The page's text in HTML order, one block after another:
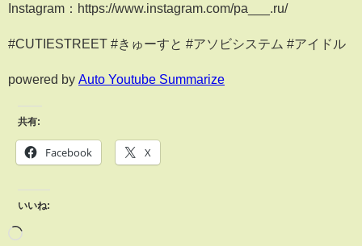
Instagram：https://www.instagram.com/pa___.ru/
#CUTIESTREET #きゅーすと #アソビシステム #アイドル
powered by Auto Youtube Summarize
共有:
Facebook X
いいね: